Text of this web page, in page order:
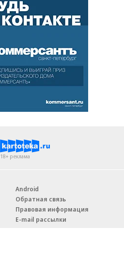
18+ реклама
Android
Обратная связь
Правовая информация
E-mail рассылки